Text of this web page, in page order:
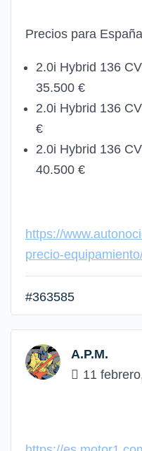
Precios para España
2.0i Hybrid 136
35.500 €
2.0i Hybrid 136
€
2.0i Hybrid 136
40.500 €
https://
precio-
#363585
A.P.M.
11